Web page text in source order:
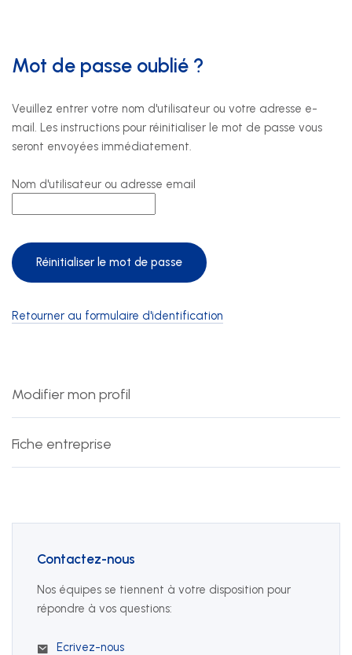
Développement durable
Formation
Juridique
Sécurité au travail et protection de la santé
SSE Genève
Rue de Malatrex 14
CH-1201 Genève
sse(at)sse-ge.ch
Formulaire de contact
lundi au jeudi
13:30 - 17:00
08:00 - 12:00
Modifier mon profil
Fiche entreprise
Contactez-nous
Nos équipes se tiennent à votre disposition pour
répondre à vos questions:
Ecrivez-nous
Mot de passe oublié ?
Veuillez entrer votre nom d'utilisateur ou votre adresse e-
mail. Les instructions pour réinitialiser le mot de passe vous
seront envoyées immédiatement.
Nom d'utilisateur ou adresse email
Retourner au formulaire d'identification